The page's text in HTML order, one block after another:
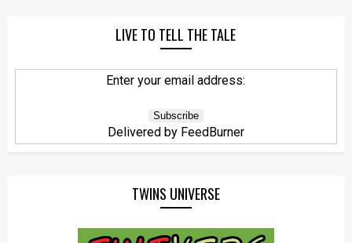
LIVE TO TELL THE TALE
Enter your email address:
Delivered by FeedBurner
TWINS UNIVERSE